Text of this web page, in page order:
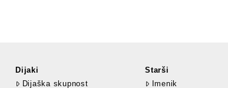
Dijaki
Dijaška skupnost
Starši
Imenik